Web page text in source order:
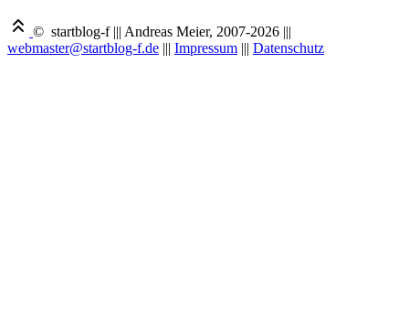
© startblog-f ||| Andreas Meier, 2007-2026 |||
webmaster@startblog-f.de ||| Impressum ||| Datenschutz